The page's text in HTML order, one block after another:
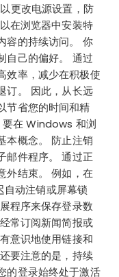
更改电源设置，防
在浏览器中安装特
容的持续访问。 你
自己的偏好。 通过
效率，减少在积极使
订。 因此，从长远
节省您的时间和精
要在 Windows 和浏
本概念。 防止注销
邮件程序。 通过正
外结束。 例如，在
动注销或屏幕锁
程序来保存登录数
常订阅新闻简报或
意识地使用链接和
要注意的是，持续
的登录始终处于激活